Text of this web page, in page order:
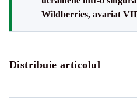
Wildberries, avariat
Distribuie articolul